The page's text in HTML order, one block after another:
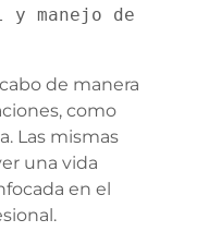
y manejo de
de manera
como
Las mismas
una vida
en el